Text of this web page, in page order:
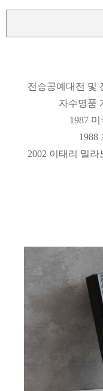
전승공예대전 및
자수명품
1987
1988
2002 이태리 밀